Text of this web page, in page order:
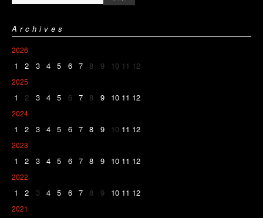
Archives
2026
1 2 3 4 5 6 7 8 9 10 11 12
2025
1 2 3 4 5 6 7 8 9 10 11 12
2024
1 2 3 4 5 6 7 8 9 10 11 12
2023
1 2 3 4 5 6 7 8 9 10 11 12
2022
1 2 3 4 5 6 7 8 9 10 11 12
2021